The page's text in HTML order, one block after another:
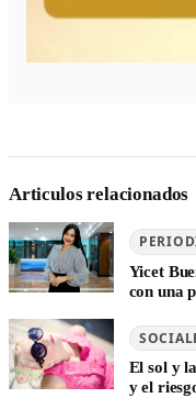
Articulos relacionados
Yicet
con una
El sol y
y el